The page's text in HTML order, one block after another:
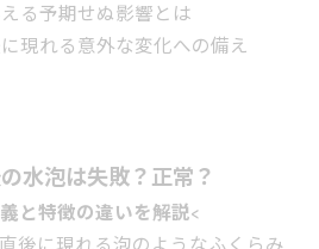
る予期せぬ影響とは
現れる意外な変化への備え
水泡は失敗？正常？
と特徴の違いを解説<